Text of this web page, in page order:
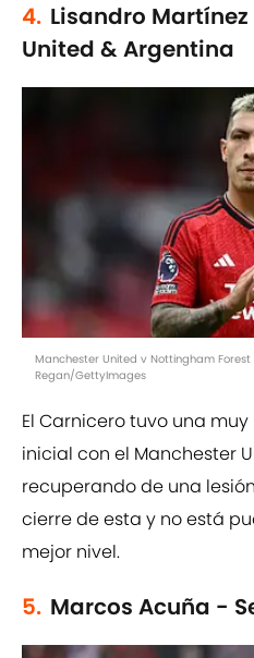
4. Lisandro
United & Argentina
Manchester United v Nottingham
Regan/GettyImages
El Carnicero tuvo una
inicial con el Manchester
recuperando de una
cierre de esta y no está
mejor nivel.
5. Marcos Acuña -